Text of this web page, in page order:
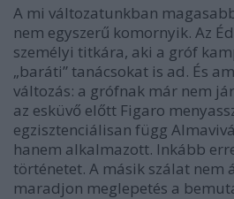
A mi változatunkban
nem egyszerű komornyik. Az
személyi titkára, aki a gróf
„baráti” tanácsokat is ad. És
változás: a grófnak már nem
az esküvő előtt Figaro
egzisztenciálisan függ
hanem alkalmazott. Inkább
történetet. A másik szálat nem
maradjon meglepetés a